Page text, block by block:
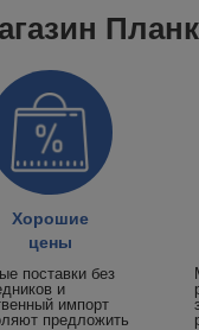
Хорошие
цены
поставки без
и
импорт
предложить